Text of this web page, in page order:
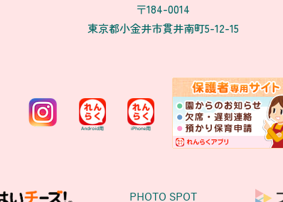
〒184-0014
東京都小金井市貫井南町5-12-15
PHOTO SPOT